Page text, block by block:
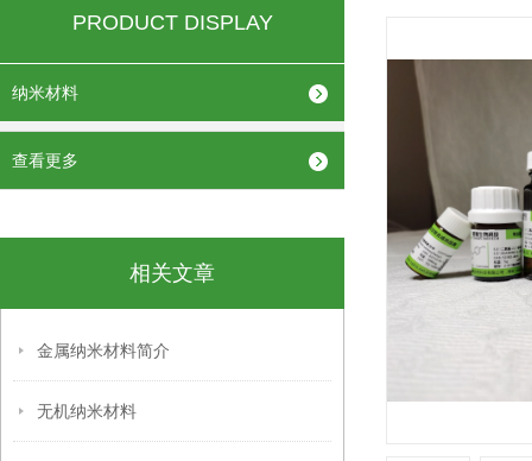
PRODUCT DISPLAY
纳米材料
查看更多
相关文章
金属纳米材料简介
无机纳米材料